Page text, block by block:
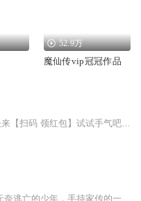
52.9万
魔仙传vip冠冠作品